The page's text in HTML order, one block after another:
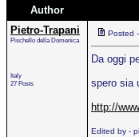
Author
Pietro-Trapani
Pischello della Domenica
Italy
27 Posts
Posted
Da oggi
spero sia
http://
Edited by -